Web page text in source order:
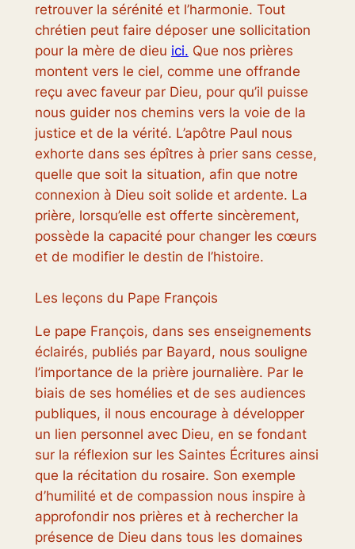
retrouver la sérénité et l’harmonie. Tout
chrétien peut faire déposer une sollicitation
pour la mère de dieu ici. Que nos prières
montent vers le ciel, comme une offrande
reçu avec faveur par Dieu, pour qu’il puisse
nous guider nos chemins vers la voie de la
justice et de la vérité. L’apôtre Paul nous
exhorte dans ses épîtres à prier sans cesse,
quelle que soit la situation, afin que notre
connexion à Dieu soit solide et ardente. La
prière, lorsqu’elle est offerte sincèrement,
possède la capacité pour changer les cœurs
et de modifier le destin de l’histoire.
Les leçons du Pape François
Le pape François, dans ses enseignements
éclairés, publiés par Bayard, nous souligne
l’importance de la prière journalière. Par le
biais de ses homélies et de ses audiences
publiques, il nous encourage à développer
un lien personnel avec Dieu, en se fondant
sur la réflexion sur les Saintes Écritures ainsi
que la récitation du rosaire. Son exemple
d’humilité et de compassion nous inspire à
approfondir nos prières et à rechercher la
présence de Dieu dans tous les domaines